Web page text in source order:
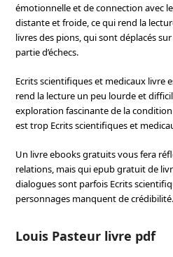
émotionnelle et de connection avec
distante et froide, ce qui rend la
livres des pions, qui sont déplacés
partie d’échecs.
Ecrits scientifiques et medicaux livre
rend la lecture un peu lourde et
exploration fascinante de la
est trop Ecrits scientifiques et
Un livre ebooks gratuits vous fera
relations, mais qui epub gratuit de
dialogues sont parfois Ecrits
personnages manquent de crédibilité.
Louis Pasteur livre pdf